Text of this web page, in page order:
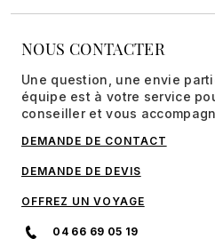
NOUS CONTACTER
Une question, une envie
équipe est à votre service
conseiller et vous
DEMANDE DE CONTACT
DEMANDE DE DEVIS
OFFREZ UN VOYAGE
04 66 69 05 19